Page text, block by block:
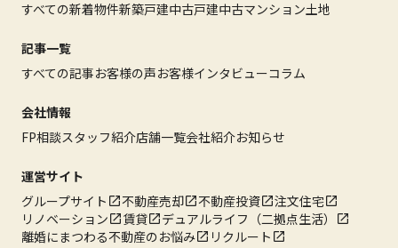
すべての新着物件新築戸建中古戸建中古マンション土地
記事一覧
すべての記事お客様の声お客様インタビューコラム
会社情報
FP相談スタッフ紹介店舗一覧会社紹介お知らせ
運営サイト
グループサイト
不動産売却 不動産投資
注文住宅
リノベーション
賃貸
デュアルライフ（二拠点生活）
離婚にまつわる不動産のお悩み
リクルート